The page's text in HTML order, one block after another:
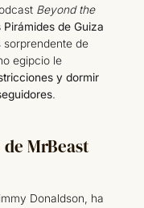
Beyond the
de Guiza
sorprendente de
egipcio le
y dormir
.
MrBeast
Donaldson, ha